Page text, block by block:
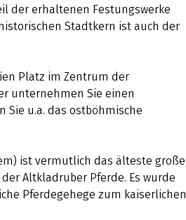
der erhaltenen Festungswerke
Stadtkern ist auch der
Platz im Zentrum der
unternehmen Sie einen
Sie u.a. das ostböhmische
ist vermutlich das älteste große
Altkladruber Pferde. Es wurde
Pferdegehege zum kaiserlichen